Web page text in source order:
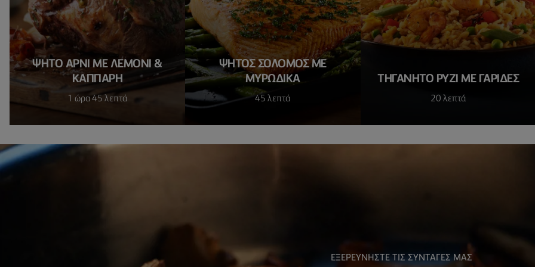
ΨΗΤΟ ΑΡΝΙ ΜΕ ΛΕΜΟΝΙ &
ΚΑΠΠΑΡΗ
1 ώρα 45 λεπτά
ΨΗΤΟΣ ΣΟΛΟΜΟΣ ΜΕ
ΜΥΡΩΔΙΚΑ
45 λεπτά
ΤΗΓΑΝΗΤΌ ΡΎΖΙ ΜΕ ΓΑΡΊΔΕΣ
20 λεπτά
ΕΞΕΡΕΥΝΗΣΤΕ ΤΙΣ ΣΥΝΤΑΓΕΣ ΜΑΣ